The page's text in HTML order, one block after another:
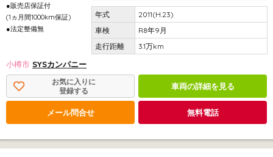
●販売店保証付
(1ヵ月間1000km保証)
●法定整備無
2011(H.23)
R8年9月
3.1万km
小樽市 SYSカンパニー
お気に入りに
登録する
車両の詳細を見る
メール問合せ 無料電話